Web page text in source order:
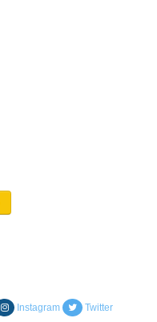
Instagram Twitter